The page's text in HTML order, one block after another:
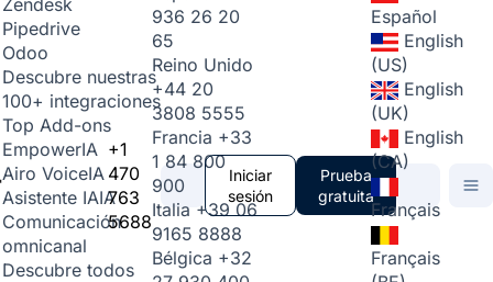
Zendesk
Pipedrive
Odoo
Descubre nuestras
100+ integraciones
Top Add-ons
EmpowerIA
Airo VoiceIA
Asistente IAIA
Comunicación
omnicanal
Descubre todos
+1
470
763
5688
936 26 20
65
Reino Unido
+44 20
3808 5555
Francia +33
1 84 800
900
Italia +39 06
9165 8888
Bélgica +32
Iniciar
sesión
Prueba
gratuita
Español
English
(US)
English
(UK)
English
(CA)
Français
Français